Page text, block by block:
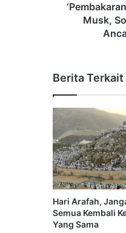
Musk,
Berita Terkait
Hari Arafah,
Semua Kembali
Yang Sama